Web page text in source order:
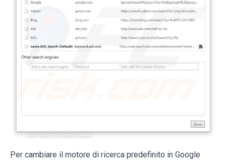
Per cambiare il motore di ricerca predefinito in Google